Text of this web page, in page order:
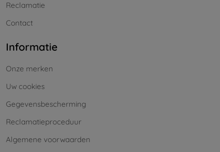
Reclamatie
Contact
Informatie
Onze merken
Uw cookies
Gegevensbescherming
Reclamatieproceduur
Algemene voorwaarden